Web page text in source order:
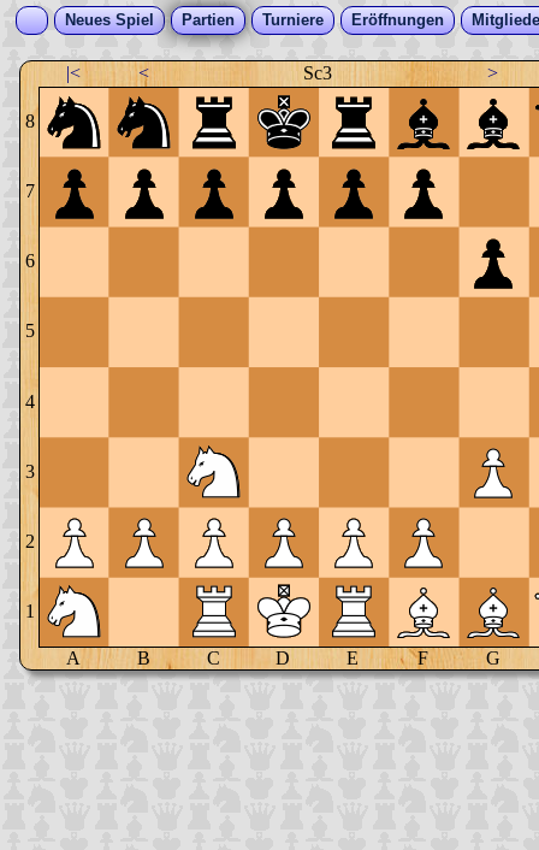
Neues Spiel Partien Turniere Eröffnungen
|< < Sc3 >
8
7
6
5
4
3
2
1
A B C D E F G